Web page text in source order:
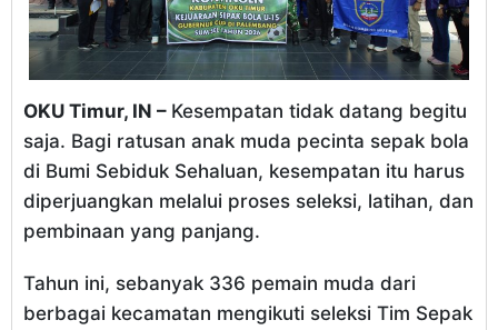
OKU Timur, IN – Kesempatan tidak datang begitu
saja. Bagi ratusan anak muda pecinta sepak bola
di Bumi Sebiduk Sehaluan, kesempatan itu harus
diperjuangkan melalui proses seleksi, latihan, dan
pembinaan yang panjang.
Tahun ini, sebanyak 336 pemain muda dari
berbagai kecamatan mengikuti seleksi Tim Sepak